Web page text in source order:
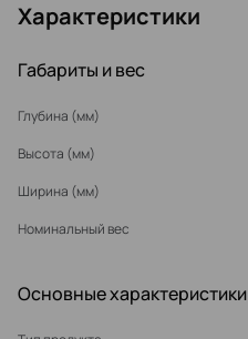
Характеристики
Габариты и вес
Глубина (мм)
Высота (мм)
Ширина (мм)
Номинальный вес
Основные характеристики